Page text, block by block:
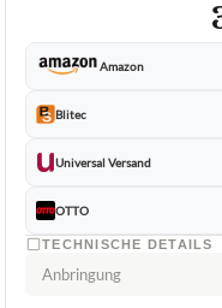
Amazon
Blitec
Universal Versand
OTTO
TECHNISCHE DETAILS
Anbringung